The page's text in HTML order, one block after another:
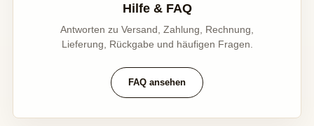
Hilfe & FAQ
Antworten zu Versand, Zahlung, Rechnung,
Lieferung, Rückgabe und häufigen Fragen.
FAQ ansehen